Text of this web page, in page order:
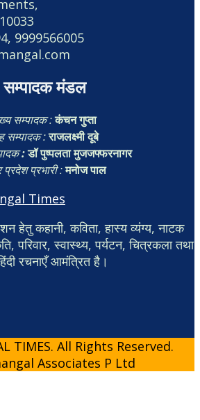
9999566005
सम्पादक मंडल
सम्पादक :कंचन गुप्ता
सम्पादक :राजलक्ष्मी दूबे
:डॉ पुष्पलता मुजजफ्फरनागर
प्रदेश प्रभारी :मनोज पाल
Times
हेतु कहानी, कविता, हास्य व्यंग्य, नाटक
परिवार, स्वास्थ्य, पर्यटन, चित्रकला तथा
रचनाएँ आमंत्रित है।
TIMES. All Rights Reserved.
Associates P Ltd